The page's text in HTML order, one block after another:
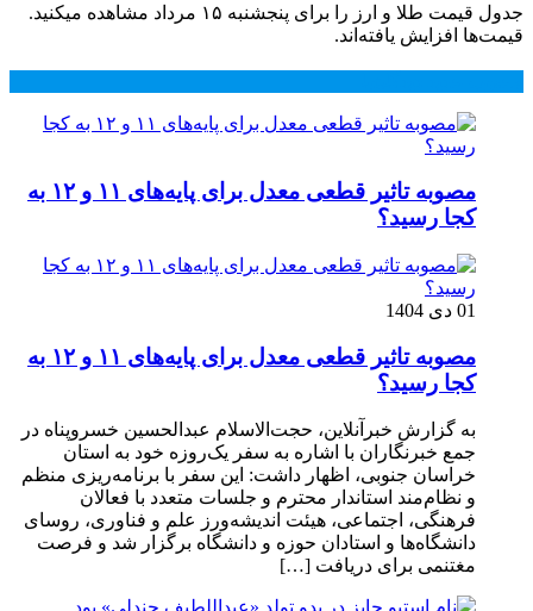
جدول قیمت طلا و ارز را برای پنجشنبه ۱۵ مرداد مشاهده میکنید.
قیمت‌ها افزایش یافته‌اند.
مصوبه تاثیر قطعی معدل برای پایه‌های ۱۱ و ۱۲ به
کجا رسید؟
01 دی 1404
مصوبه تاثیر قطعی معدل برای پایه‌های ۱۱ و ۱۲ به
کجا رسید؟
به گزارش خبرآنلاین، حجت‌الاسلام عبدالحسین خسروپناه در
جمع خبرنگاران با اشاره به سفر یک‌روزه خود به استان
خراسان جنوبی، اظهار داشت: این سفر با برنامه‌ریزی منظم
و نظام‌مند استاندار محترم و جلسات متعدد با فعالان
فرهنگی، اجتماعی، هیئت اندیشه‌ورز علم و فناوری، روسای
دانشگاه‌ها و استادان حوزه و دانشگاه برگزار شد و فرصت
مغتنمی برای دریافت […]